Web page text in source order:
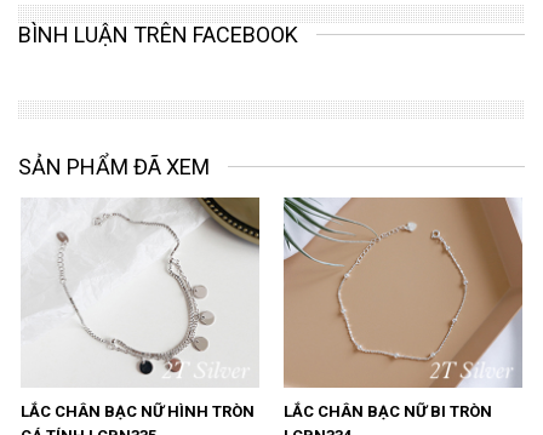
BÌNH LUẬN TRÊN FACEBOOK
SẢN PHẨM ĐÃ XEM
LẮC CHÂN BẠC NỮ HÌNH TRÒN
LẮC CHÂN BẠC NỮ BI TRÒN